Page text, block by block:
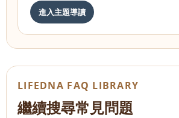
進入主題導讀
LIFEDNA FAQ LIBRARY
繼續搜尋常見問題